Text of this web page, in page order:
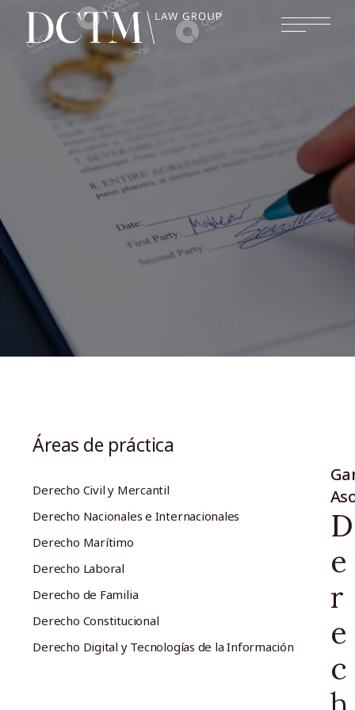
Áreas de práctica
Derecho Civil y Mercantil
Derecho Nacionales e Internacionales
Derecho Marítimo
Derecho Laboral
Derecho de Familia
Derecho Constitucional
Derecho Digital y Tecnologías de la Información
D
e
r
e
c